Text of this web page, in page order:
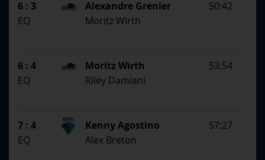
6 : 3 50:42
Alexandre Grenier
Moritz Wirth
EQ
6 : 4 53:54
Moritz Wirth
Riley Damiani
EQ
7 : 4 57:27
Kenny Agostino
Alex Breton
EQ